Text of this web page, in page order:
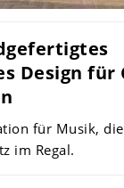
Design für
für Musik,
im Regal.